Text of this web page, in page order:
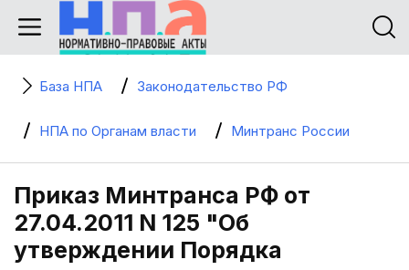
База НПА Законодательство РФ
НПА по Органам власти Минтранс России
Приказ Минтранса РФ от
27.04.2011 N 125 "Об
утверждении Порядка